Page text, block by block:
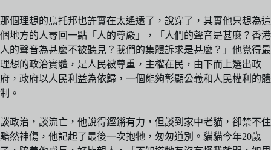
那個理想的烏托邦也許實在太遙遠了，說穿了，其實他只想為這
個地方的人尋回一點「人的尊嚴」，「人們的聲音是甚麼？香港
人的聲音為甚麼不被聽見？我們的集體訴求是甚麼？」他覺得最
理想的政治實體，是人民被尊重，主權在民，由下而上選出政
府，政府以人民利益為依歸，一個能夠彰顯公義和人民權利的體
制。
談政治，談流亡，他說得鏗鏘有力，但談到家中老貓，卻禁不住
黯然神傷，他記起了最後一次抱牠，匆匆道別。貓貓今年20歲